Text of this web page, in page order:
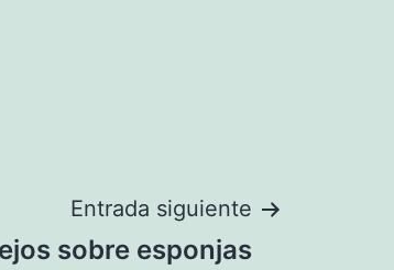
Entrada siguiente
sobre esponjas